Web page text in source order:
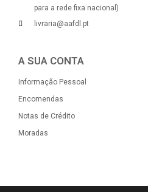
para a rede fixa nacional)
livraria@aafdl.pt
A SUA CONTA
Informação Pessoal
Encomendas
Notas de Crédito
Moradas